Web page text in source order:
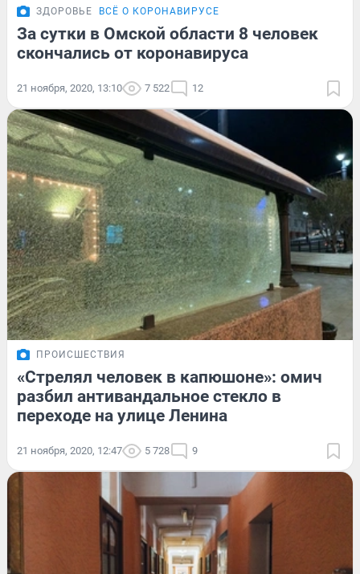
ЗДОРОВЬЕ ВСЁ О КОРОНАВИРУСЕ
За сутки в Омской области 8 человек
скончались от коронавируса
21 ноября, 2020, 13:10 7 522 12
ПРОИСШЕСТВИЯ
«Стрелял человек в капюшоне»: омич
разбил антивандальное стекло в
переходе на улице Ленина
21 ноября, 2020, 12:47 5 728 9